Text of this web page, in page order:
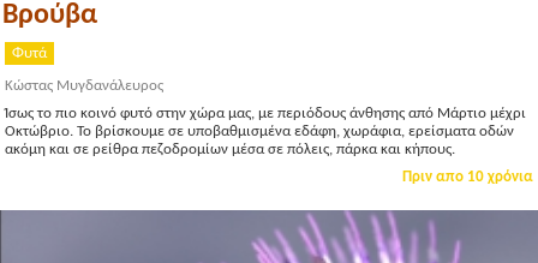
Βρούβα
Φυτά
Κώστας Μυγδανάλευρος
Ίσως το πιο κοινό φυτό στην χώρα μας, με περιόδους άνθησης από Μάρτιο μέχρι
Οκτώβριο. Το βρίσκουμε σε υποβαθμισμένα εδάφη, χωράφια, ερείσματα οδών
ακόμη και σε ρείθρα πεζοδρομίων μέσα σε πόλεις, πάρκα και κήπους.
Πριν απο 10 χρόνια